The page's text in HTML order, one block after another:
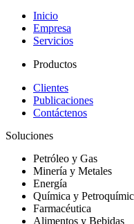
Inicio
Empresa
Servicios
Productos
Clientes
Publicaciones
Contáctenos
Soluciones
Petróleo y Gas
Minería y Metales
Energía
Química y
Farmacéutica
Alimentos y Bebidas